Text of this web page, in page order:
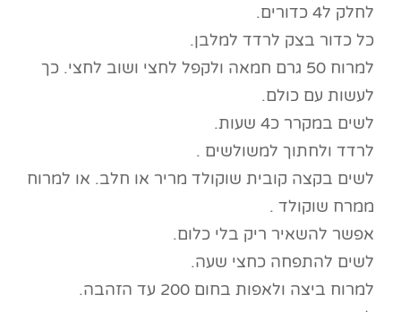
לחלק ל4 כדורים.
כל כדור בצק לרדד למלבן.
למרוח 50 גרם חמאה ולקפל לחצי ושוב לחצי. כך
לעשות עם כולם.
לשים במקרר כ4 שעות.
לרדד ולחתוך למשולשים .
לשים בקצה קובית שוקולד מריר או חלב. או למרוח
ממרח שוקולד .
אפשר להשאיר ריק בלי כלום.
לשים להתפחה כחצי שעה.
למרוח ביצה ולאפות בחום 200 עד הזהבה.